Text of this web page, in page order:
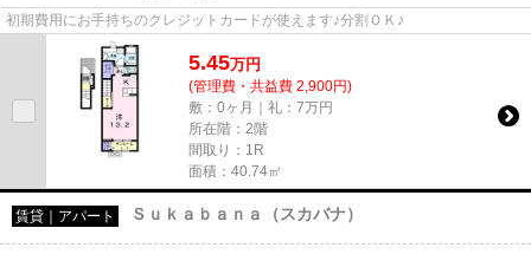
初期費用にお手持ちのクレジットカードが使えます♪分割ＯＫ♪
5.45万円
(管理費・共益費 2,900円)
敷：0ヶ月｜礼：7万円
所在階：2階
間取り：1R
面積：40.74㎡
賃貸｜アパート Ｓｕｋａｂａｎａ（スカバナ）